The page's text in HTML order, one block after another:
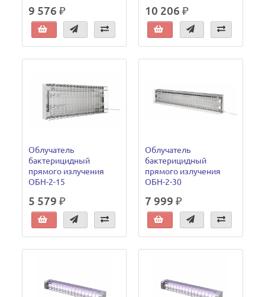
9 576 ₽ 10 206 ₽
Облучатель
бактерицидный
прямого излучения
ОБН-2-15
5 579 ₽
Облучатель
бактерицидный
прямого излучения
ОБН-2-30
7 999 ₽